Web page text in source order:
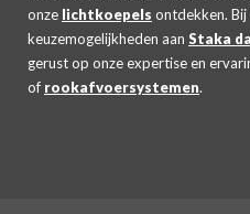
onze lichtkoepels ontdekken.
keuzemogelijkheden aan Staka
gerust op onze expertise en
of rookafvoersystemen.